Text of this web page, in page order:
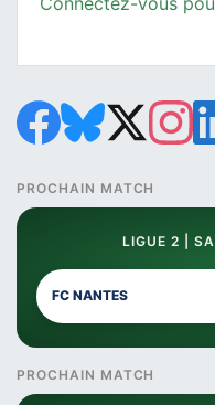
PROCHAIN MATCH
LIGUE 2 |
FC NANTES
PROCHAIN MATCH